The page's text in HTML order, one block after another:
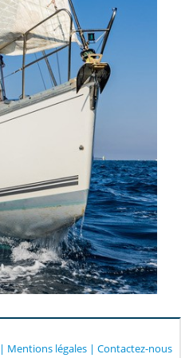
| Mentions légales| Contactez-nous